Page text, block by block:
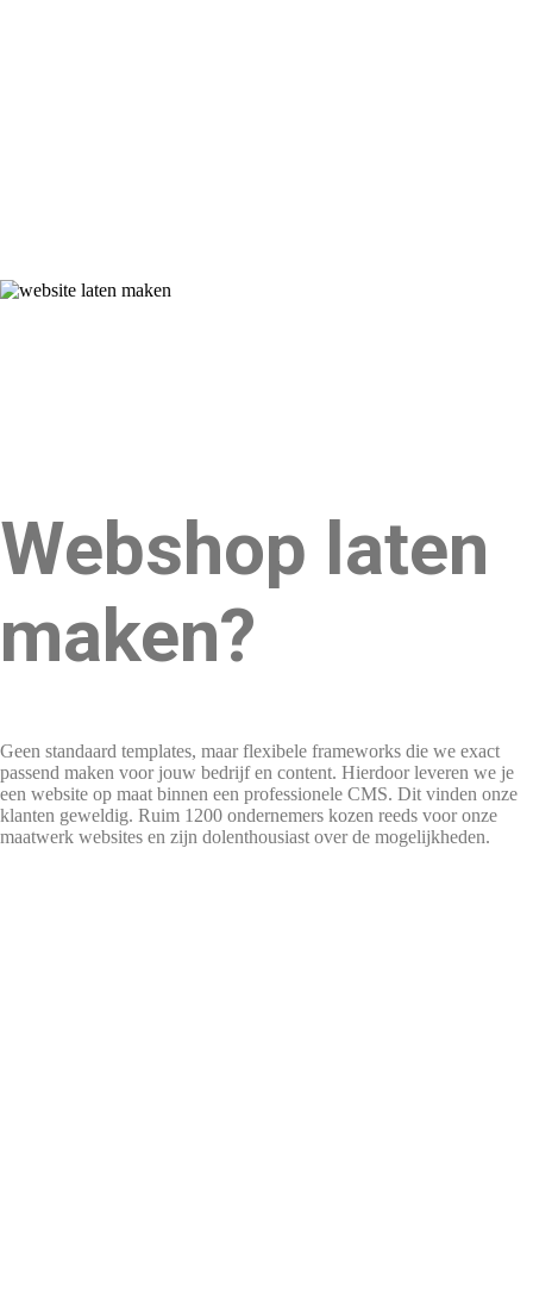
Webshop laten
maken?
Geen standaard templates, maar flexibele frameworks die we exact
passend maken voor jouw bedrijf en content. Hierdoor leveren we je
een website op maat binnen een professionele CMS. Dit vinden onze
klanten geweldig. Ruim 1200 ondernemers kozen reeds voor onze
maatwerk websites en zijn dolenthousiast over de mogelijkheden.